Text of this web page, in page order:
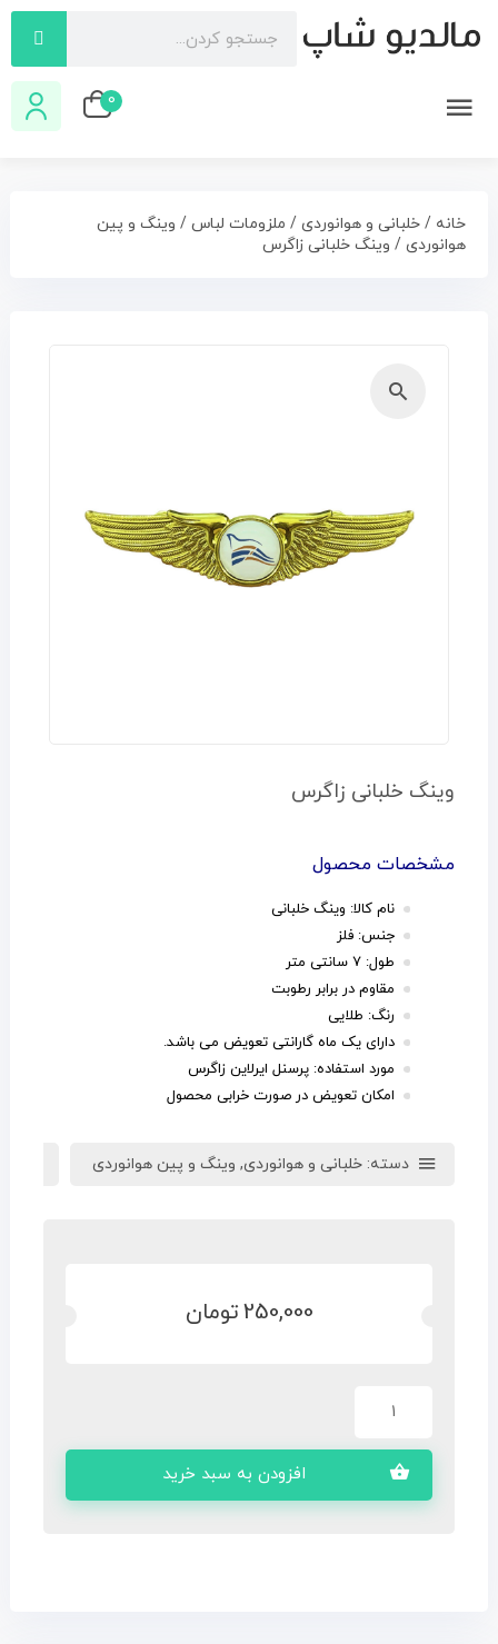
0
خانه / خلبانی و هوانوردی/ ملزومات لباس/ وینگ و پین
هوانوردی/ وینگ خلبانی زاگرس
وینگ خلبانی زاگرس
مشخصات محصول
نام کالا: وینگ خلبانی
جنس: فلز
طول: 7 سانتی متر
مقاوم در برابر رطوبت
رنگ: طلایی
دارای یک ماه گارانتی تعویض می باشد.
مورد استفاده: پرسنل ایرلاین زاگرس
امکان تعویض در صورت خرابی محصول
دسته: خلبانی و هوانوردی, وینگ و پین هوانوردی
250,000تومان
افزودن به سبد خرید